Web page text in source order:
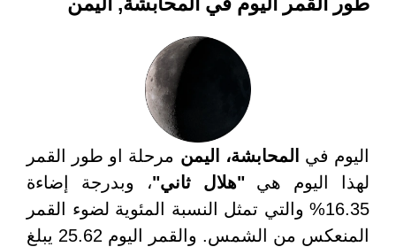
اليوم في المحابشة، اليمن مرحلة او طور القمر
لهذا اليوم هي"هلال ثاني"، وبدرجة إضاءة
16.35% والتي تمثل النسبة المئوية لضوء القمر
المنعكس من الشمس. والقمر اليوم 25.62 يبلغ